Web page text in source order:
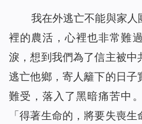
我在外逃亡不能與家人
裡的農活，心裡也非常難
淚，想到我們為了信主被
逃亡他鄉，寄人籬下的日子
難受，落入了黑暗痛苦中
「得著生命的，將要失喪